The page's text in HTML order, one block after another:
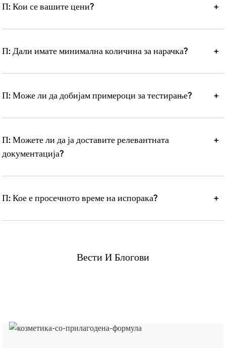
П: Кои се вашите цени? +
П: Дали имате минимална количина за нарачка? +
П: Може ли да добијам примероци за тестирање? +
П: Можете ли да ја доставите релевантната
документација?
+
П: Кое е просечното време на испорака? +
Вести И Блогови